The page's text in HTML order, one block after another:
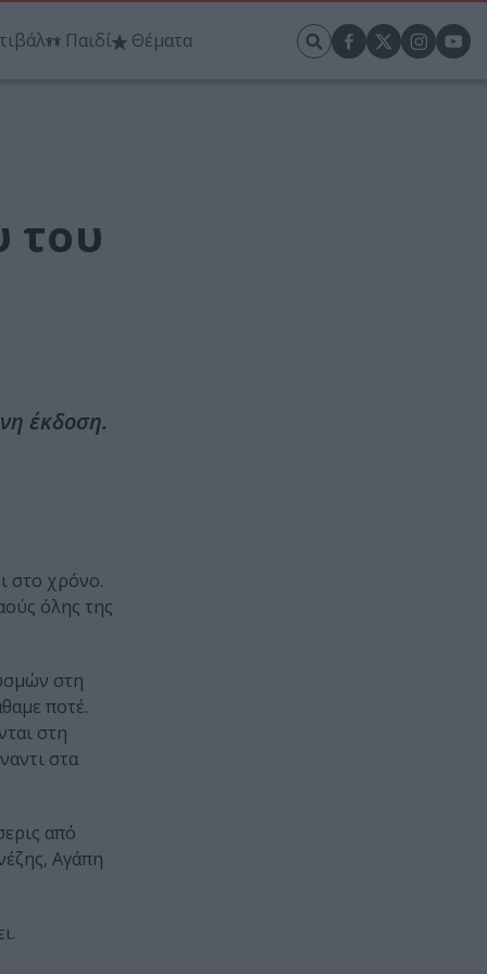
Παιδί Θέματα
του
έκδοση.
στο χρόνο.
όλης της
στη
ποτέ.
στη
στα
από
Αγάπη